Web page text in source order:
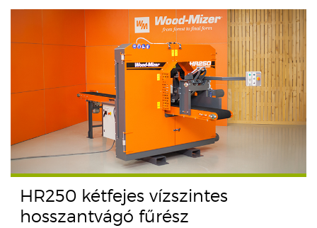
HR250 kétfejes vízszintes
hosszantvágó fűrész